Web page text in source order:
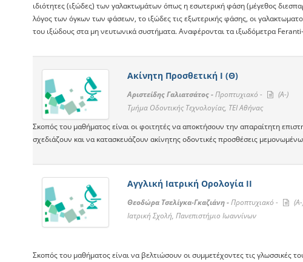
ιδιότητες (ιξώδες) των γαλακτωμάτων όπως η εσωτερική φάση (μέγεθος
λόγος των όγκων των φάσεων, το ιξώδες τις εξωτερικής φάσης, οι
του ιξώδους στα μη νευτωνικά συστήματα. Αναφέρονται τα ιξωδόμετρα
Ακίνητη Προσθετική Ι (Θ)
Αριστείδης Γαλιατσάτος -Προπτυχιακό -
(A-)
Τμήμα Οδοντικής Τεχνολογίας, ΤΕΙ Αθήνας
Σκοπός του μαθήματος είναι οι φοιτητές να αποκτήσουν την απαραίτητη
σχεδιάζουν και να κατασκευάζουν ακίνητης οδοντικές προσθέσεις
Αγγλική Ιατρική Ορολογία ΙI
Θεοδώρα Τσελίγκα-Γκαζιάνη -Προπτυχιακό -
Ιατρική Σχολή, Πανεπιστήμιο Ιωαννίνων
Σκοπός του μαθήματος είναι να βελτιώσουν οι συμμετέχοντες τις γλωσσικές